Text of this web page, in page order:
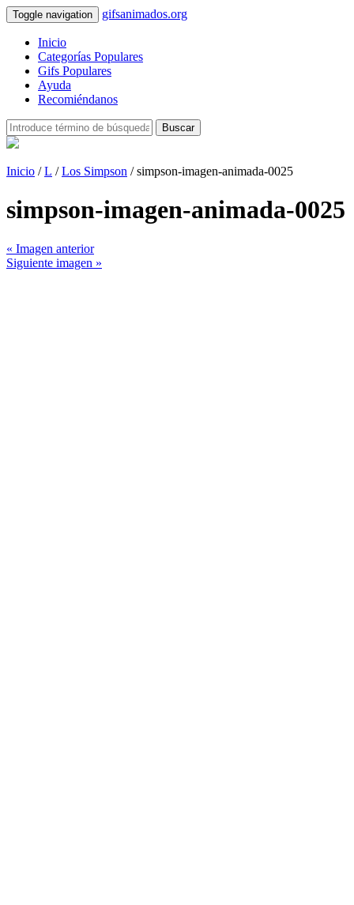
Toggle navigation gifsanimados.org
Inicio
Categorías Populares
Gifs Populares
Ayuda
Recomiéndanos
Buscar
Inicio /L /Los Simpson / simpson-imagen-animada-0025
simpson-imagen-animada-0025
« Imagen anterior
Siguiente imagen »